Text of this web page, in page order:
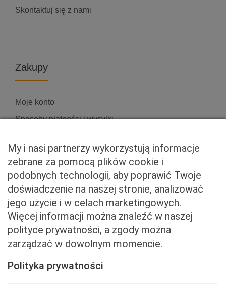
Skontaktuj się z nami
Zakupy
Moje konto
Sposoby płatności i wysyłki
Właściciel serwisu
Baveno Sp. z o. o.
Czerniakowska 71/408a
00-715 Warszawa
NIP: 5273093569
KRS: 0001081683
My i nasi partnerzy wykorzystują informacje
zebrane za pomocą plików cookie i
podobnych technologii, aby poprawić Twoje
doświadczenie na naszej stronie, analizować
jego użycie i w celach marketingowych.
Więcej informacji można znaleźć w naszej
polityce prywatności, a zgody można
zarządzać w dowolnym momencie.
Polityka prywatności